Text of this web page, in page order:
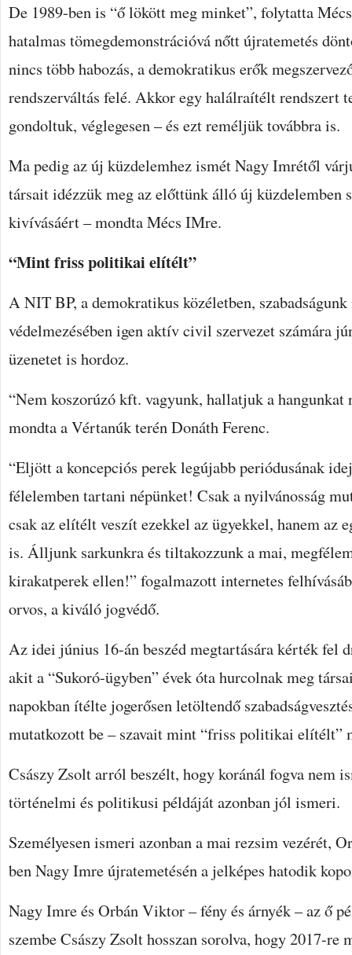
De 1989-ben is “ő lökött meg minket”, folytatta
hatalmas tömegdemonstrációvá nőtt újratemetés
nincs több habozás, a demokratikus erők
rendszerváltás felé. Akkor egy halálraítélt rendszert
gondoltuk, véglegesen – és ezt reméljük továbbra is.
Ma pedig az új küzdelemhez ismét Nagy Imrétől
társait idézzük meg az előttünk álló új küzdelemben
kivívásáért – mondta Mécs IMre.
“Mint friss politikai elítélt”
A NIT BP, a demokratikus közéletben, szabadságunk
védelmezésében igen aktív civil szervezet számára
üzenetet is hordoz.
“Nem koszorúzó kft. vagyunk, hallatjuk a hangunkat
mondta a Vértanúk terén Donáth Ferenc.
“Eljött a koncepciós perek legújabb periódusának
félelemben tartani népünket! Csak a nyilvánosság
csak az elítélt veszít ezekkel az ügyekkel, hanem az
is. Álljunk sarkunkra és tiltakozzunk a mai,
kirakatperek ellen!” fogalmazott internetes
orvos, a kiváló jogvédő.
Az idei június 16-án beszéd megtartására kérték fel
akit a “Sukoró-ügyben” évek óta hurcolnak meg
napokban ítélte jogerősen letöltendő
mutatkozott be – szavait mint “friss politikai elítélt”
Császy Zsolt arról beszélt, hogy koránál fogva nem
történelmi és politikusi példáját azonban jól ismeri.
Személyesen ismeri azonban a mai rezsim vezérét,
ben Nagy Imre újratemetésén a jelképes hatodik
Nagy Imre és Orbán Viktor – fény és árnyék – az ő
szembe Császy Zsolt hosszan sorolva, hogy 2017-re